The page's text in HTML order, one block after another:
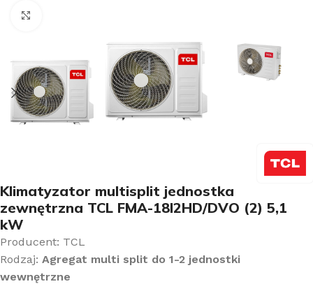
Klimatyzator multisplit jednostka
zewnętrzna TCL FMA-18I2HD/DVO (2) 5,1
kW
Producent: TCL
Rodzaj: Agregat multi split do 1-2 jednostki
wewnętrzne